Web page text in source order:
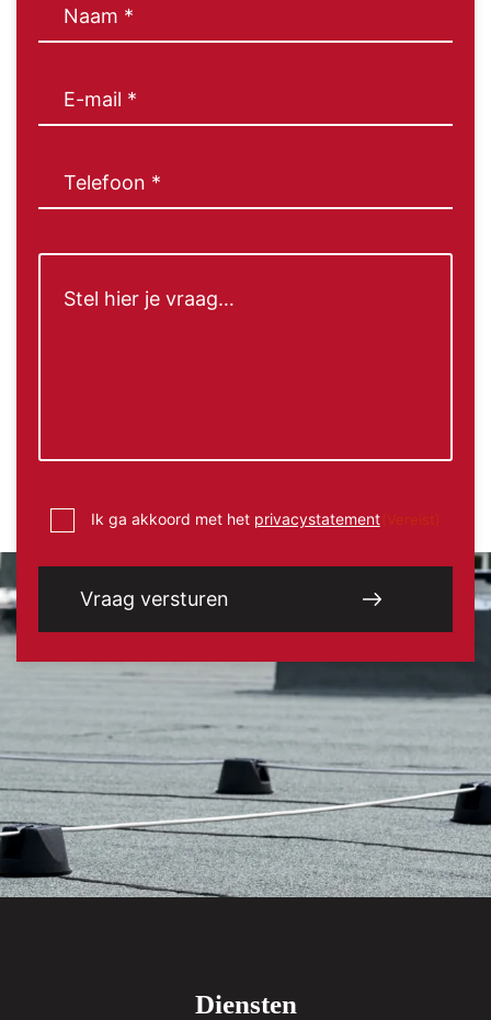
Naam
(Vereist)
mail
Telefoon
(Vereist)
InstemmingIk ga akkoord met het privacystatement (Vereist)
Diensten